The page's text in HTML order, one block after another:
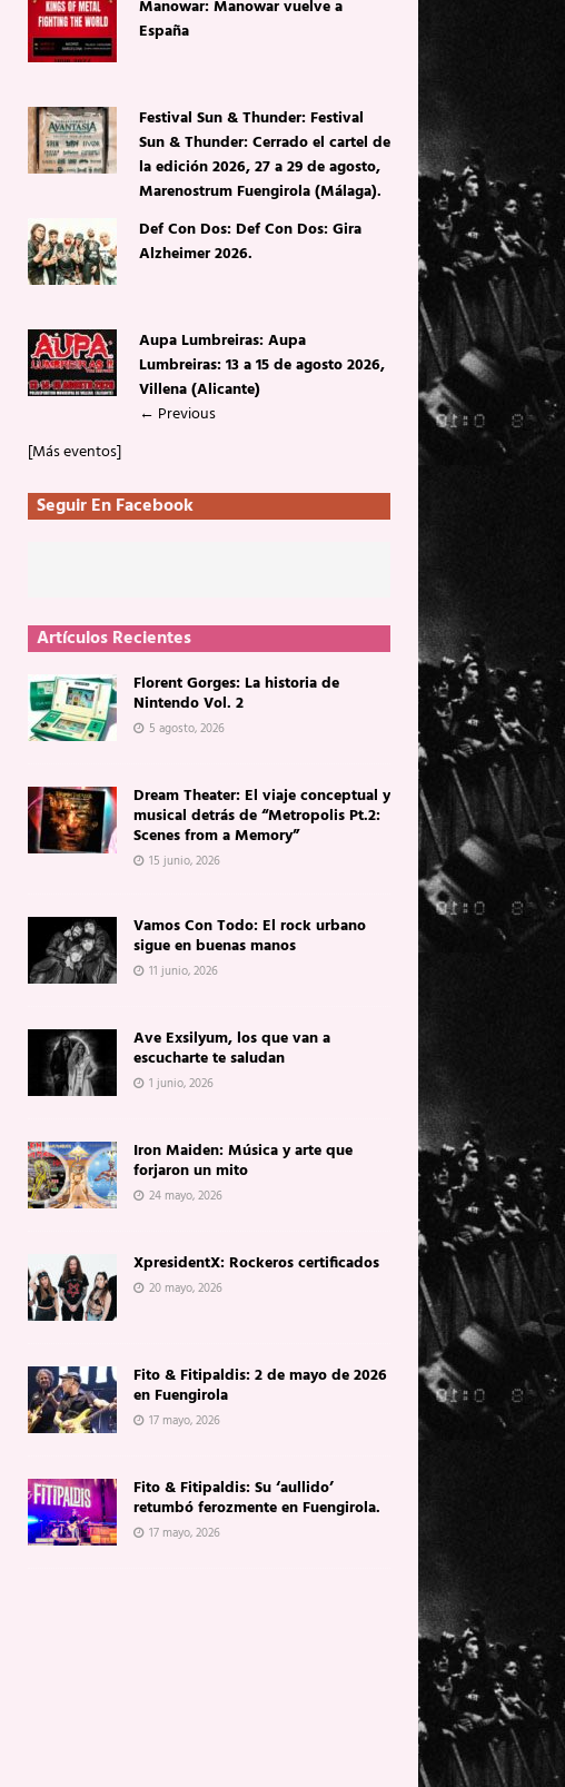
Manowar: Manowar vuelve a
España
Festival Sun & Thunder: Festival
Sun & Thunder: Cerrado el cartel de
la edición 2026, 27 a 29 de agosto,
Marenostrum Fuengirola (Málaga).
Def Con Dos: Def Con Dos: Gira
Alzheimer 2026.
Aupa Lumbreiras: Aupa
Lumbreiras: 13 a 15 de agosto 2026,
Villena (Alicante)
← Previous
[Más eventos]
Seguir En Facebook
Artículos Recientes
Florent Gorges: La historia de
Nintendo Vol. 2
5 agosto, 2026
Dream Theater: El viaje conceptual y
musical detrás de “Metropolis Pt.2:
Scenes from a Memory”
15 junio, 2026
Vamos Con Todo: El rock urbano
sigue en buenas manos
11 junio, 2026
Ave Exsilyum, los que van a
escucharte te saludan
1 junio, 2026
Iron Maiden: Música y arte que
forjaron un mito
24 mayo, 2026
XpresidentX: Rockeros certificados
20 mayo, 2026
Fito & Fitipaldis: 2 de mayo de 2026
en Fuengirola
17 mayo, 2026
Fito & Fitipaldis: Su ‘aullido’
retumbó ferozmente en Fuengirola.
17 mayo, 2026